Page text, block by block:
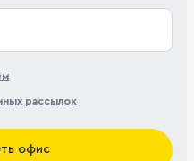
рассылок
офис